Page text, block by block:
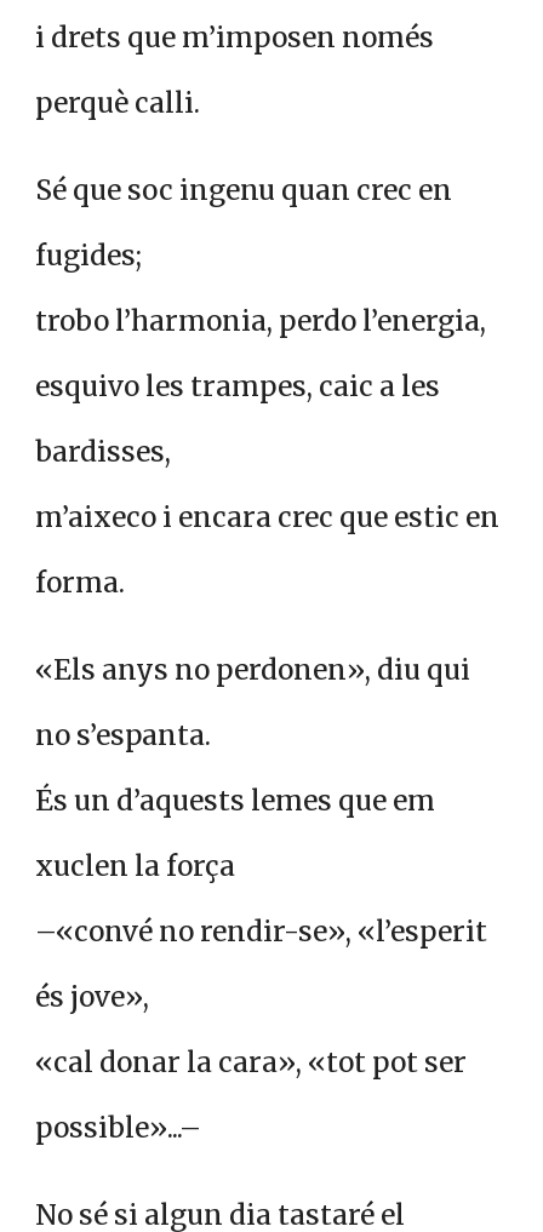
i drets que m’imposen només
perquè calli.
Sé que soc ingenu quan crec en
fugides;
trobo l’harmonia, perdo l’energia,
esquivo les trampes, caic a les
bardisses,
m’aixeco i encara crec que estic en
forma.
«Els anys no perdonen», diu qui
no s’espanta.
És un d’aquests lemes que em
xuclen la força
–«convé no rendir-se», «l’esperit
és jove»,
«cal donar la cara», «tot pot ser
possible»...–
No sé si algun dia tastaré el